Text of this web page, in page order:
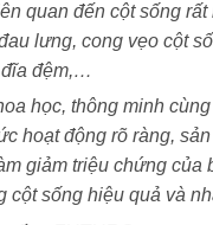
quan đến cột sống rất
lưng, cong vẹo cột
đĩa đệm,…
học, thông minh
hoạt động rõ ràng,
giảm triệu chứng của
cột sống hiệu quả và